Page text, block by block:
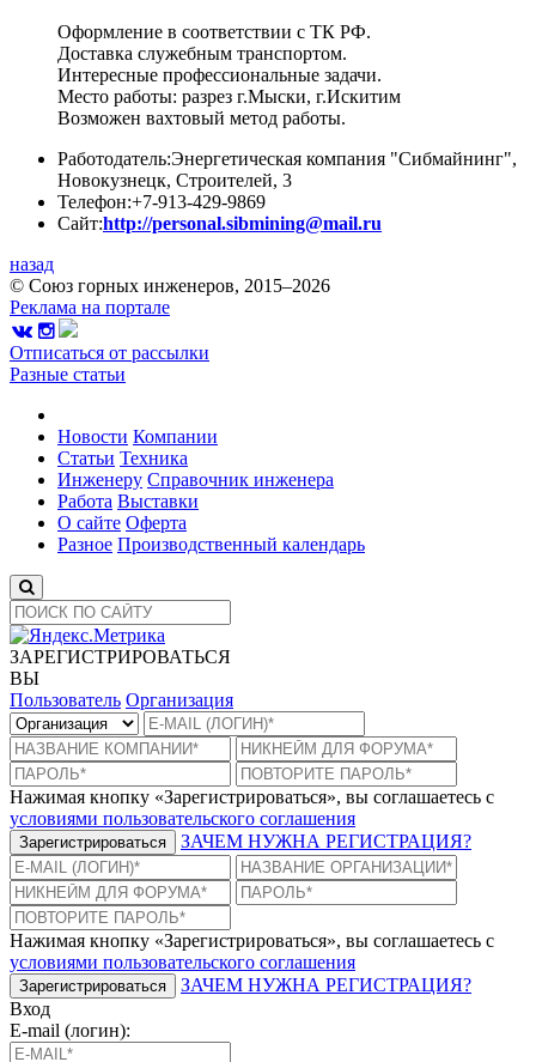
Оформление в соответствии с ТК РФ.
Доставка служебным транспортом.
Интересные профессиональные задачи.
Место работы: разрез г.Мыски, г.Искитим
Возможен вахтовый метод работы.
Работодатель:Энергетическая компания "Сибмайнинг",
Новокузнецк, Строителей, 3
Телефон:+7-913-429-9869
Сайт:http://personal.sibmining@mail.ru
назад
© Союз горных инженеров, 2015–2026
Реклама на портале
Отписаться от рассылки
Разные статьи
Новости Компании
Статьи Техника
Инженеру Справочник инженера
Работа Выставки
О сайте Оферта
Разное Производственный календарь
ЗАРЕГИСТРИРОВАТЬСЯ
ВЫ
Пользователь Организация
Нажимая кнопку «Зарегистрироваться», вы соглашаетесь с
условиями пользовательского соглашения
Зарегистрироваться ЗАЧЕМ НУЖНА РЕГИСТРАЦИЯ?
Нажимая кнопку «Зарегистрироваться», вы соглашаетесь с
условиями пользовательского соглашения
Зарегистрироваться
ЗАЧЕМ НУЖНА РЕГИСТРАЦИЯ?
Вход
E-mail (логин):